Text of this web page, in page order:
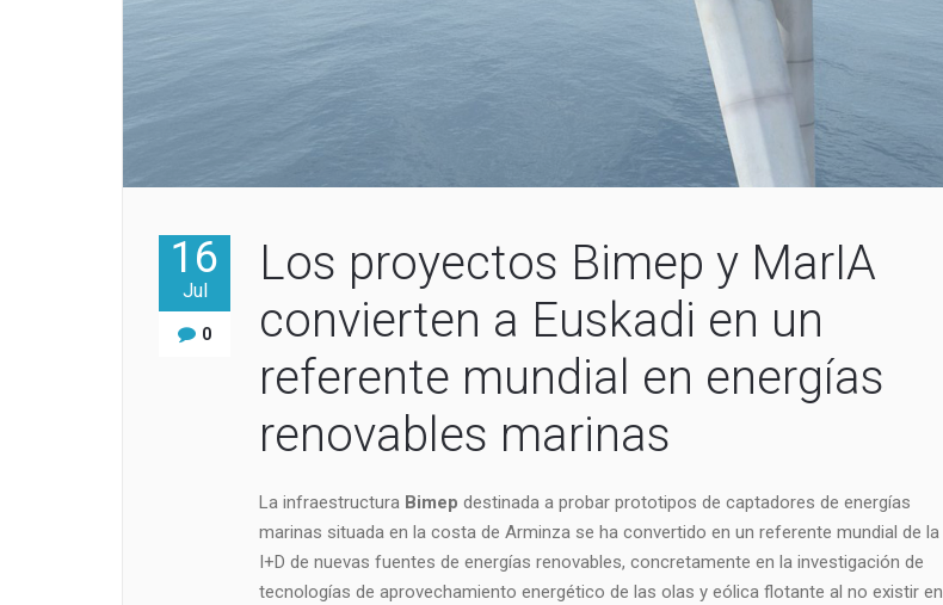
16
Jul
0
Los proyectos Bimep y MarIA
convierten a Euskadi en un
referente mundial en energías
renovables marinas
La infraestructura Bimep destinada a probar prototipos de captadores de energías
marinas situada en la costa de Arminza se ha convertido en un referente mundial de la
I+D de nuevas fuentes de energías renovables, concretamente en la investigación de
tecnologías de aprovechamiento energético de las olas y eólica flotante al no existir en